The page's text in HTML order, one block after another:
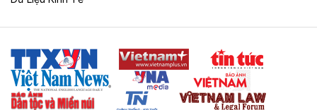
Thái Nguyên và các tỉnh trung du, miền núi phía Bắc
với hệ thống cửa khẩu quốc tế tại Lạng Sơn.
Theo baodautu.vn